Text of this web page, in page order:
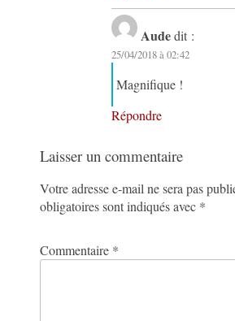
Aude dit :
25/04/2018 à 02:42
Magnifique !
Répondre
Laisser un commentaire
Votre adresse e-mail ne sera pas
obligatoires sont indiqués avec *
Commentaire *